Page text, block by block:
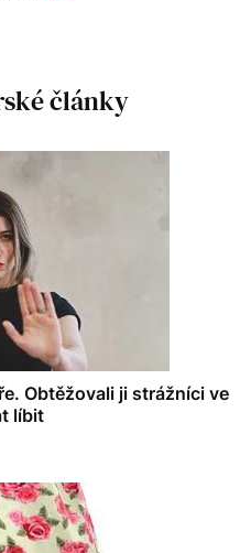
články
Obtěžovali ji strážníci ve
líbit